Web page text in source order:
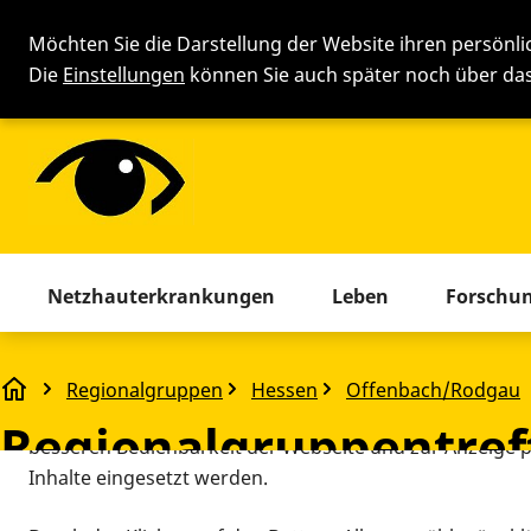
Möchten Sie die Darstellung der Website ihren
Die Einstellungen können Sie auch später noch über
Menü mit allen Seiten.
Netzhauterkrankungen Leben
Regionalgruppen Hessen Offenbach/Rodgau
Regionalgruppentreffen
Cookie-
beinhaltet Cookies und Tracking-Tools, die für den
besseren Bedienbarkeit der Webseite und zur Anzeige
Inhalte eingesetzt werden.